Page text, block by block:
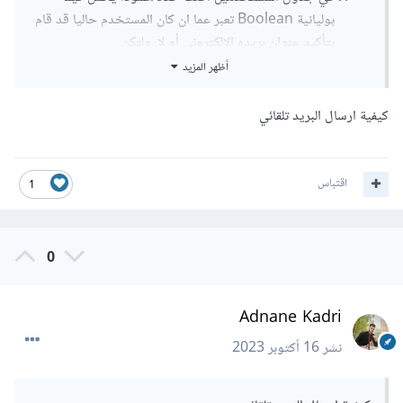
بوليانية Boolean تعبر عما ان كان المستخدم حاليا قد قام
بتأكيد عنوان بريده الإلكتروني أو لا. ولتكن
التفعيل الخاص بالمستخدم وليكن
email_verification_token.
email_is_verified بـ false، كما يتم توليد سلسلة نصية
في عنوان البريد المرفق، بحيث تحمل زرا يقوم بإعادة
التوجيه إلى التطبيق حاملا قيمة رمز token كمعامل
https://yourdomain.co/email/verify?
أظهر المزيد
كيفية ارسال البريد تلقائي
1 اقتباس
0
Adnane Kadri
نشر16 أكتوبر 2023